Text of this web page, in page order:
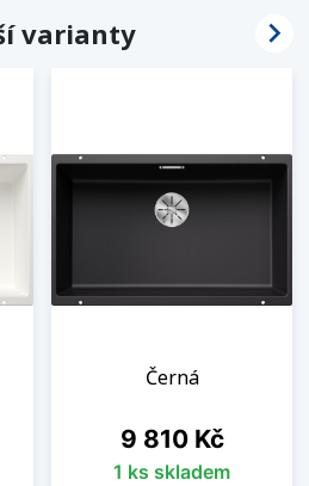
varianty
Černá
Cena
9 810 Kč
1 ks skladem
